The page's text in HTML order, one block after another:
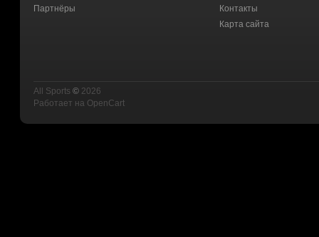
Партнёры
Контакты
Карта сайта
All Sports © 2026
Работает на OpenCart